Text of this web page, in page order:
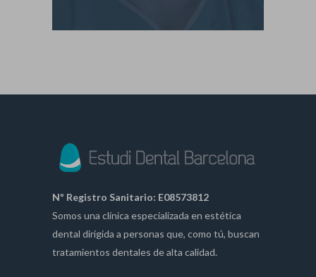
Nº Registro Sanitario: E08573812
Somos una clínica especializada en estética
dental dirigida a personas que, como tú, buscan
tratamientos dentales de alta calidad.